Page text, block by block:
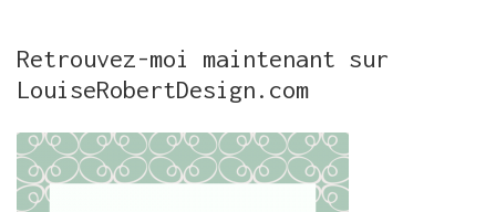
Retrouvez-moi maintenant sur
LouiseRobertDesign.com